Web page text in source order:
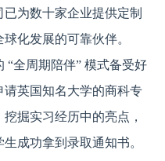
为数十家企业提供定制
化发展的可靠伙伴。
“全周期陪伴” 模式备受好
英国知名大学的商科专
掘实习经历中的亮点，
成功拿到录取通知书。